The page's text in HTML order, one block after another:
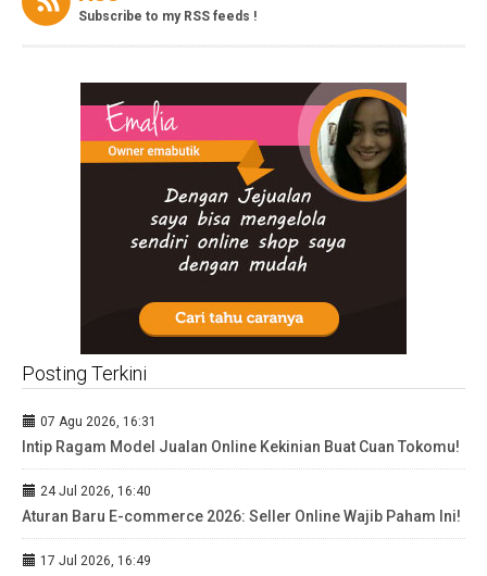
Subscribe to my RSS feeds !
Posting Terkini
07 Agu 2026, 16:31
Intip Ragam Model Jualan Online Kekinian Buat Cuan Tokomu!
24 Jul 2026, 16:40
Aturan Baru E-commerce 2026: Seller Online Wajib Paham Ini!
17 Jul 2026, 16:49